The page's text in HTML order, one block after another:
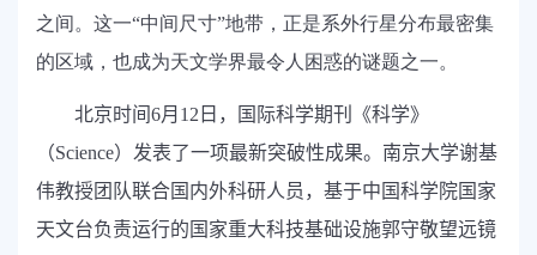
之间。这一“中间尺寸”地带，正是系外行星分布最密集
的区域，也成为天文学界最令人困惑的谜题之一。
北京时间6月 12 日，国际科学期刊《科学》
（Science）发表了一项最新突破性成果。南京大学谢基
伟教授团队联合国内外科研人员，基于中国科学院国家
天文台负责运行的国家重大科技基础设施郭守敬望远镜